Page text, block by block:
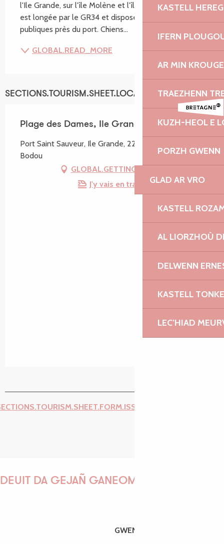
KASTELL HEREG
IFERN
AR MIN
TRAEZHENN
KUZH-HEOL E
PORZH GWENN
GLAD AR VRO
KASTELL
AL LIORZHOÙ
DELWENN
KASTELL
LEC’HIAD
l'Ile Grande, sur l'île Molène et l'île Milliau. La plage
est longée par le GR34 et dispose de toilettes
publiques près du port. Chiens...
GLOBAL.READ_MORE
SECTIONS.TOURISM.SHEET.LOCATION
Plage des Dames, Ile Grande
Port Saint Sauveur, Ile Grande, 22560 Pleumeur-
Bodou
GLOBAL.GETTING_THERE
J'y vais en train !
DEUIT DA GEJAÑ GANEOMP !
GWENAËLLE